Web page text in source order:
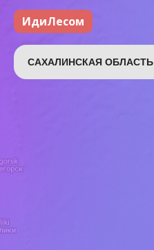
ИдиЛесом
САХАЛИНСКАЯ ОБЛАСТЬ